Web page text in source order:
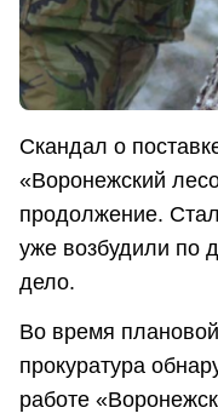
Скандал о
«Воронежский
продолжение.
уже возбудили по
дело.
Во время
прокуратура
работе